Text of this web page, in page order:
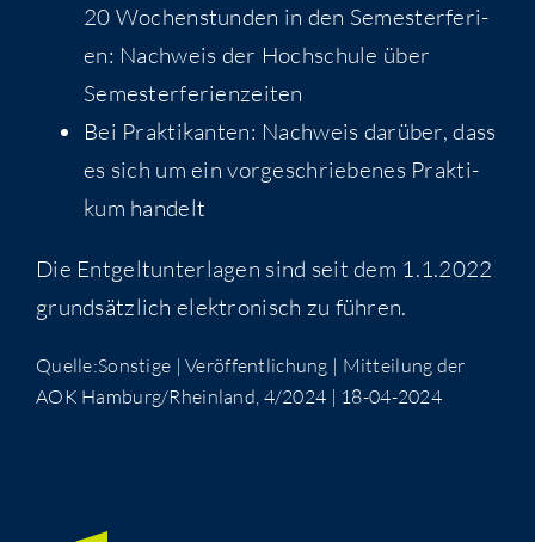
20 Wochen­stun­den in den Semes­ter­fe­ri­
en: Nach­weis der Hoch­schu­le über
Semesterferienzeiten
Bei Prak­ti­kan­ten: Nach­weis dar­über, dass
es sich um ein vor­ge­schrie­be­nes Prak­ti­
kum handelt
Die Ent­gelt­un­ter­la­gen sind seit dem 1.1.2022
grund­sätz­lich elek­tro­nisch zu führen.
Quelle:Sonstige | Ver­öf­fent­li­chung | Mit­tei­lung der
AOK Hamburg/​Rheinland, 4/2024 | 18-04-2024